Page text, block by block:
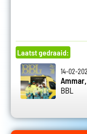
Laatst gedraaid:
14-02-
BBL